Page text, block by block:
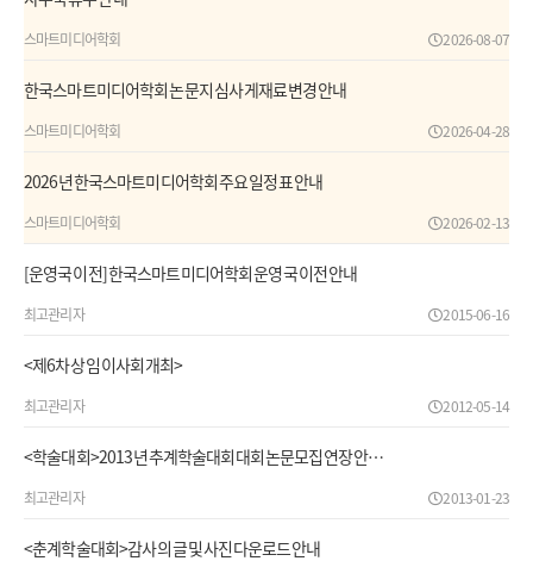
스마트미디어학회 2026-08-07
한국스마트미디어학회 논문지 심사 게재료 변경 안내
스마트미디어학회 2026-04-28
2026년 한국스마트미디어학회 주요 일정표 안내
스마트미디어학회 2026-02-13
[운영국 이전] 한국스마트미디어학회 운영국 이전 안내
최고관리자 2015-06-16
<제6차 상임 이사회 개최>
최고관리자 2012-05-14
<학술대회>2013년 추계학술대회대회 논문모집 연장 안…
최고관리자 2013-01-23
<춘계학술대회>감사의 글 및 사진 다운로드 안내